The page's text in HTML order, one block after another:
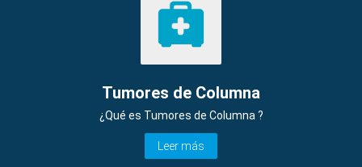
Tumores de Columna
¿Qué es Tumores de Columna ?
Leer más